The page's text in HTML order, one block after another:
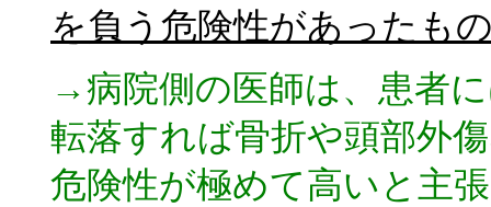
を負う危険性があったも
→病院側の医師は、患者
転落すれば骨折や頭部外
危険性が極めて高いと主